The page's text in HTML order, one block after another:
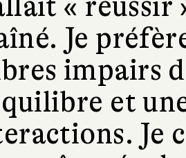
Je
impairs
et
Je